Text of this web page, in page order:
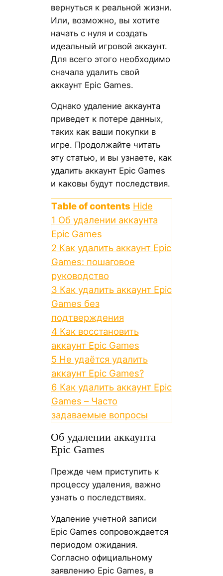
вернуться к реальной жизни.
Или, возможно, вы хотите
начать с нуля и создать
идеальный игровой аккаунт.
Для всего этого необходимо
сначала удалить свой
аккаунт Epic Games.
Однако удаление аккаунта
приведет к потере данных,
таких как ваши покупки в
игре. Продолжайте читать
эту статью, и вы узнаете, как
удалить аккаунт Epic Games
и каковы будут последствия.
Table of contents Hide
1 Об удалении аккаунта
Epic Games
2 Как удалить аккаунт Epic
Games: пошаговое
руководство
3 Как удалить аккаунт Epic
Games без
подтверждения
4 Как восстановить
аккаунт Epic Games
5 Не удаётся удалить
аккаунт Epic Games?
6 Как удалить аккаунт Epic
Games – Часто
задаваемые вопросы
Об удалении аккаунта
Epic Games
Прежде чем приступить к
процессу удаления, важно
узнать о последствиях.
Удаление учетной записи
Epic Games сопровождается
периодом ожидания.
Согласно официальному
заявлению Epic Games, в